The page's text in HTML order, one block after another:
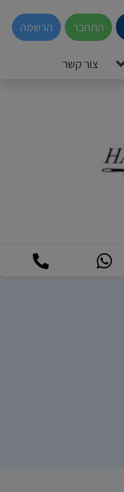
התחבר הרשמה
צור קשר